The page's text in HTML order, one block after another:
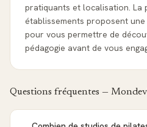
pratiquants et localisation. La
établissements proposent
pour vous permettre de
pédagogie avant de vous
Questions fréquentes —